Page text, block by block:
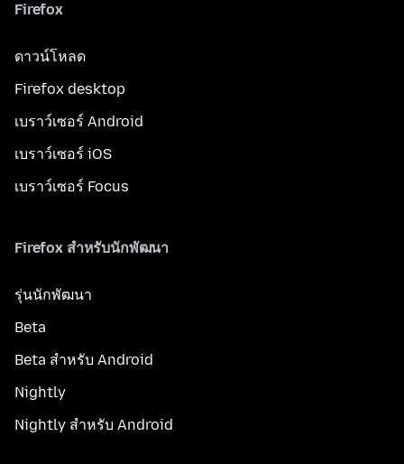
Firefox
ดาวน์โหลด
Firefox desktop
เบราว์เซอร์ Android
เบราว์เซอร์ iOS
เบราว์เซอร์ Focus
Firefox สำหรับนักพัฒนา
รุ่นนักพัฒนา
Beta
Beta สำหรับ Android
Nightly
Nightly สำหรับ Android